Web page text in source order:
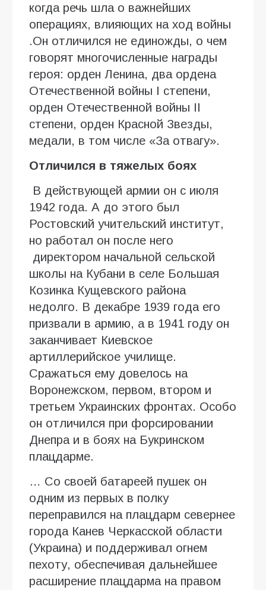
когда речь шла о важнейших
операциях, влияющих на ход войны
.Он отличился не единожды, о чем
говорят многочисленные награды
героя: орден Ленина, два ордена
Отечественной войны I степени,
орден Отечественной войны II
степени, орден Красной Звезды,
медали, в том числе «За отвагу».
Отличился в тяжелых боях
В действующей армии он с июля
1942 года. А до этого был
Ростовский учительский институт,
но работал он после него
директором начальной сельской
школы на Кубани в селе Большая
Козинка Кущевского района
недолго. В декабре 1939 года его
призвали в армию, а в 1941 году он
заканчивает Киевское
артиллерийское училище.
Сражаться ему довелось на
Воронежском, первом, втором и
третьем Украинских фронтах. Особо
он отличился при форсировании
Днепра и в боях на Букринском
плацдарме.
… Со своей батареей пушек он
одним из первых в полку
переправился на плацдарм севернее
города Канев Черкасской области
(Украина) и поддерживал огнем
пехоту, обеспечивая дальнейшее
расширение плацдарма на правом